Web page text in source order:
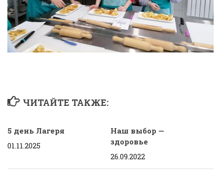
ЧИТАЙТЕ ТАКЖЕ:
5 день Лагеря
01.11.2025
Наш выбор —
здоровье
26.09.2022